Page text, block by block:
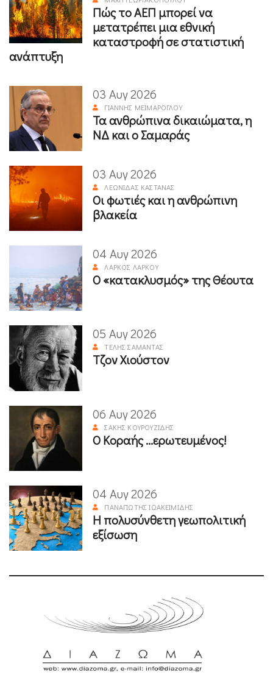
Πώς το ΑΕΠ μπορεί να
μετατρέπει μια εθνική
καταστροφή σε στατιστική
ανάπτυξη
03 Αυγ 2026
ΓΙΆΝΝΗΣ ΜΕΪΜΆΡΟΓΛΟΥ
Τα ανθρώπινα δικαιώματα, η
ΝΔ και ο Σαμαράς
03 Αυγ 2026
ΛΕΩΝΊΔΑΣ ΚΑΣΤΑΝΆΣ
Οι φωτιές και η ανθρώπινη
βλακεία
04 Αυγ 2026
ΛΆΡΚΟΣ ΛΆΡΚΟΥ
Ο «κατακλυσμός» της Θέουτα
05 Αυγ 2026
ΤΈΛΗΣ ΣΑΜΑΝΤΆΣ
Τζον Χιούστον
06 Αυγ 2026
ΣΆΚΗΣ ΚΟΥΡΟΥΖΊΔΗΣ
Ο Κοραής ...ερωτευμένος!
04 Αυγ 2026
ΠΑΝΑΓΙΏΤΗΣ ΙΩΑΚΕΙΜΊΔΗΣ
Η πολυσύνθετη γεωπολιτική
εξίσωση